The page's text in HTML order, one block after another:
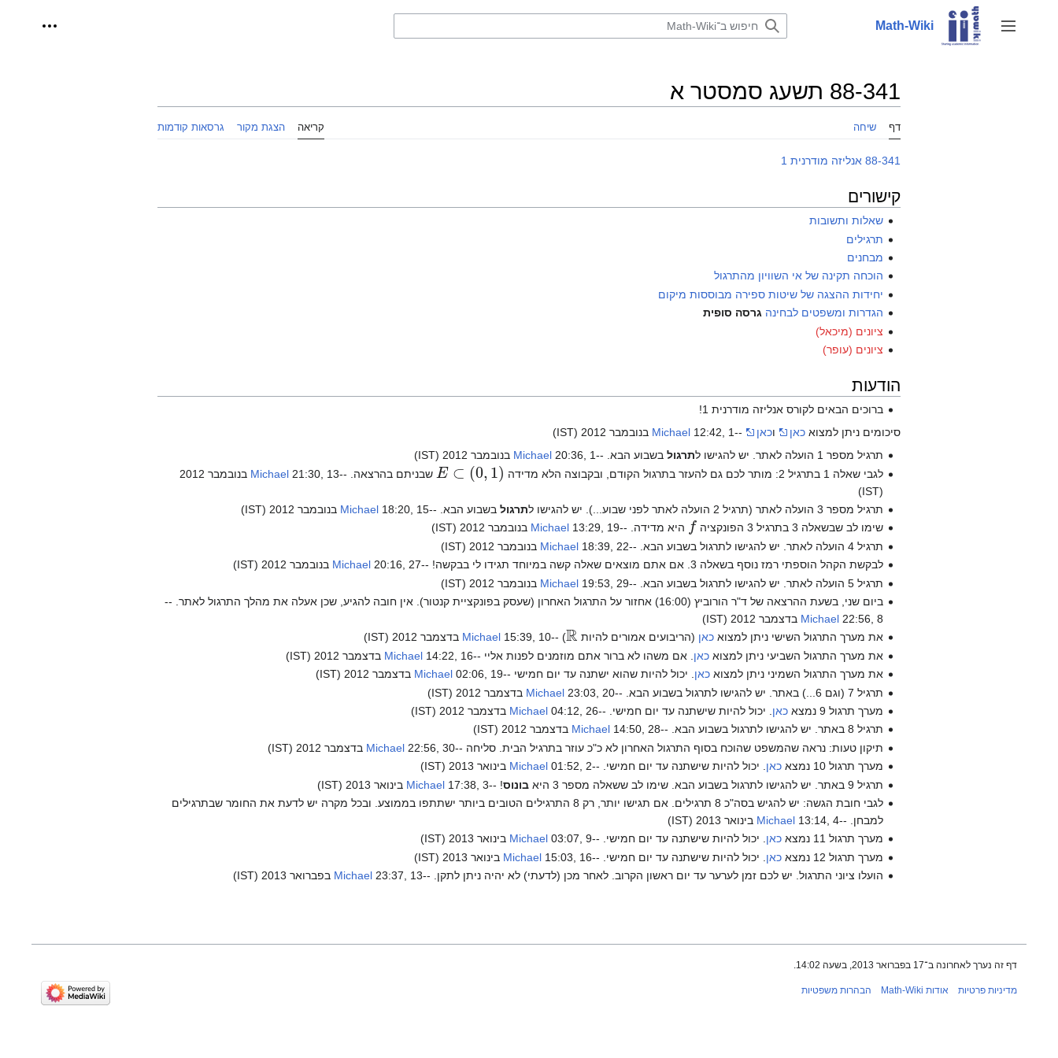
לתוכן
שינוי מצב סרגל צד
Math-Wiki כלים
88-341 תשעג סמסטר א
דף שיחה קריאה הצגת מקור גרסאות קודמות
88-341 אנליזה מודרנית 1
קישורים
שאלות ותשובות
תרגילים
מבחנים
הוכחה תקינה של אי השוויון מהתרגול
יחידות ההצגה של שיטות ספירה מבוססות מיקום
הגדרות ומשפטים לבחינה גרסה סופית
ציונים (מיכאל)
ציונים (עופר)
הודעות
ברוכים הבאים לקורס אנליזה מודרנית 1!
סיכומים ניתן למצוא כאן וכאן --
Michael 12:42, 1 בנובמבר 2012 (IST)
תרגיל מספר 1 הועלה לאתר. יש להגישו ל
תרגול בשבוע הבא. -- Michael20:36, 1 בנובמבר 2012 (IST)
לגבי שאלה 1 בתרגיל 2: מותר לכם גם להעזר בתרגול הקודם, ובקבוצה הלא מדידה
E⊂(0,1)
שבניתם בהרצאה. -- Michael
21:30, 13 בנובמבר 2012
(IST)
תרגיל מספר 3 הועלה לאתר (תרגיל 2 הועלה לאתר לפני שבוע...). יש להגישו ל
תרגול בשבוע הבא. -- Michael18:20, 15 בנובמבר 2012 (IST)
שימו לב שבשאלה 3 בתרגיל 3 הפונקציה
f
היא מדידה. -- Michael13:29, 19 בנובמבר 2012 (IST)
תרגיל 4 הועלה לאתר. יש להגישו לתרגול בשבוע הבא. --
Michael18:39, 22 בנובמבר 2012 (IST)
לבקשת הקהל הוספתי רמז נוסף בשאלה 3. אם אתם מוצאים שאלה קשה במיוחד תגידו לי בבקשה! --
Michael20:16, 27 בנובמבר 2012 (IST)
תרגיל 5 הועלה לאתר. יש להגישו לתרגול בשבוע הבא. --
Michael19:53, 29 בנובמבר 2012 (IST)
ביום שני, בשעת ההרצאה של ד"ר הורוביץ (16:00) אחזור על התרגול האחרון (שעסק בפונקציית קנטור). אין חובה להגיע, שכן אעלה את מהלך התרגול לאתר. --
Michael22:56, 8 בדצמבר 2012 (IST)
את מערך התרגול השישי ניתן למצואכאן (הריבועים אמורים להיות
R
) --
Michael 15:39, 10 בדצמבר 2012 (IST)
את מערך התרגול השביעי ניתן למצואכאן . אם משהו לא ברור אתם מוזמנים לפנות אליי -- Michael14:22, 16 בדצמבר 2012 (IST)
את מערך התרגול השמיני ניתן למצואכאן. יכול להיות שהוא ישתנה עד יום חמישי -- Michael02:06, 19 בדצמבר 2012 (IST)
תרגיל 7 (וגם 6...) באתר. יש להגישו לתרגול בשבוע הבא. --
Michael23:03, 20 בדצמבר 2012 (IST)
מערך תרגול 9 נמצא
כאן . יכול להיות שישתנה עד יום חמישי. -- Michael04:12, 26 בדצמבר 2012 (IST)
תרגיל 8 באתר. יש להגישו לתרגול בשבוע הבא. --
Michael14:50, 28 בדצמבר 2012 (IST)
תיקון טעות: נראה שהמשפט שהוכח בסוף התרגול האחרון לא כ"כ עוזר בתרגיל הבית. סליחה --
Michael22:56, 30 בדצמבר 2012 (IST)
מערך תרגול 10 נמצא
כאן . יכול להיות שישתנה עד יום חמישי. -- Michael01:52, 2 בינואר 2013 (IST)
תרגיל 9 באתר. יש להגישו לתרגול בשבוע הבא. שימו לב ששאלה מספר 3 היא
בונוס! --
Michael17:38, 3 בינואר 2013 (IST)
לגבי חובת הגשה: יש להגיש בסה"כ 8 תרגילים. אם תגישו יותר, רק 8 התרגילים הטובים ביותר ישתתפו בממוצע. ובכל מקרה יש לדעת את החומר שבתרגילים
למבחן. --
Michael13:14, 4 בינואר 2013 (IST)
מערך תרגול 11 נמצא
כאן. יכול להיות שישתנה עד יום חמישי. -- Michael03:07, 9 בינואר 2013 (IST)
מערך תרגול 12 נמצא
כאן . יכול להיות שישתנה עד יום חמישי. -- Michael15:03, 16 בינואר 2013 (IST)
הועלו ציוני התרגול. יש לכם זמן לערער עד יום ראשון הקרוב. לאחר מכן (לדעתי) לא יהיה ניתן לתקן. --
Michael23:37, 13 בפברואר 2013 (IST)
דף זה נערך לאחרונה ב־17 בפברואר 2013, בשעה 14:02.
מדיניות פרטיות אודות Math-Wiki הבהרות משפטיות